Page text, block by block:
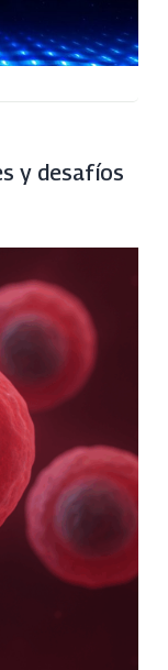
y desafíos